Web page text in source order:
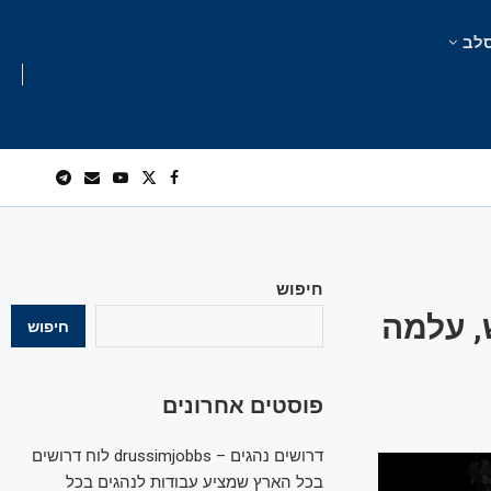
עלמה
חיפוש
חיפוש
פוסטים אחרונים
דרושים נהגים – drussimjobbs לוח דרושים
בכל הארץ שמציע עבודות לנהגים בכל